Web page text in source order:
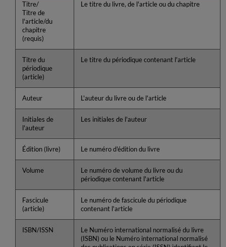
Titre/
Titre de
l'article/du
chapitre
(requis)
Le titre du livre, de l'article ou du chapitre
Titre du
périodique
(article)
Le titre du périodique contenant l'article
Auteur L'auteur du livre ou de l'article
Initiales de
l'auteur
Les initiales de l'auteur
Édition (livre) Le numéro d'édition du livre
Volume
Le numéro de volume du livre ou du
périodique contenant l'article
Fascicule
(article)
Le numéro de fascicule du périodique
contenant l'article
ISBN/ISSN
Le Numéro international normalisé du livre
(ISBN) ou le Numéro international normalisé